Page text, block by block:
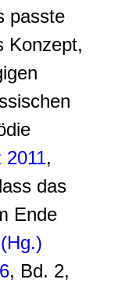
passte
Konzept,
2011,
das
Ende
, Bd. 2,